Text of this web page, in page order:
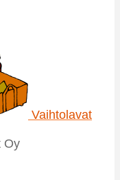
Vaihtolavat
Oy